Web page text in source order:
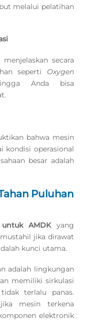
melalui pelatihan
secara
seperti Oxygen
Anda bisa
bahwa mesin
kondisi operasional
besar adalah
Puluhan
AMDKyang
jika dirawat
kunci utama.
adalah lingkungan
memiliki sirkulasi
terlalu panas.
mesin terkena
elektronik